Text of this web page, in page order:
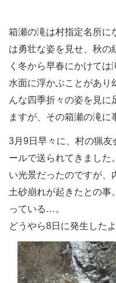
箱瀬の滝は村指定名所に
は勇壮な姿を見せ、秋の
く冬から早春にかけて
水面に浮かぶことがあり
んな四季折々の姿を見に
ますが、その箱瀬の滝
3月9日早々に、村の猟友
ールで送られてきました
い光景だったのですが、
土砂崩れが起きたとの事
っている…。
どうやら8日に発生したよ